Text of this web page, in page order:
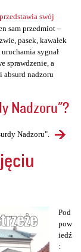
swój
sam przedmiot –
pasek, kawałek
sygnał
sprawdzenie, a
absurd nadzoru
Nadzoru"?
Nadzoru".
Pod
pow
iedź
: